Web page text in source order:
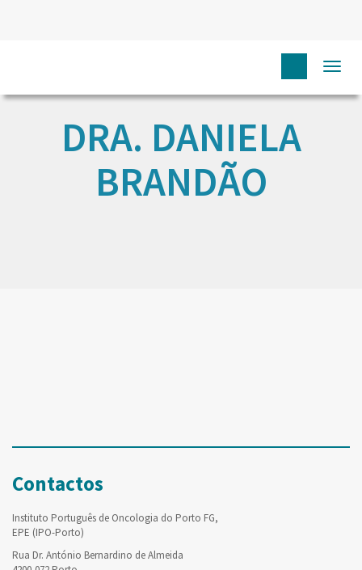
DRA. DANIELA
BRANDÃO
Contactos
Instituto Português de Oncologia do Porto FG,
EPE (IPO-Porto)
Rua Dr. António Bernardino de Almeida